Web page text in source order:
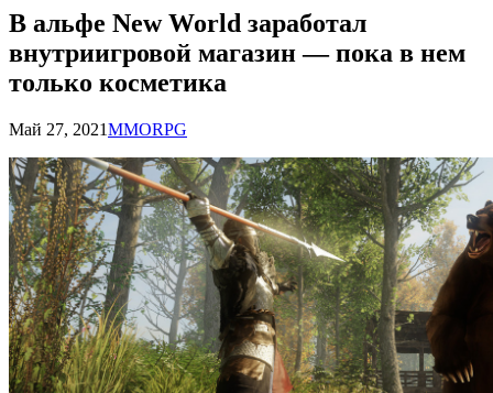
В альфе New World заработал
внутриигровой магазин — пока в нем
только косметика
Май 27, 2021MMORPG